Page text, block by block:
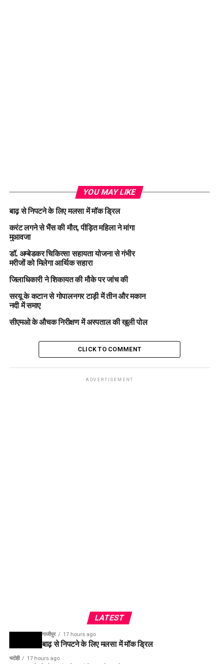
YOU MAY LIKE
बाढ़ से निपटने के लिए मलसा में मॉक ड्रिल
करंट लगने से भैंस की मौत, पीड़ित महिला ने मांगा
मुआवजा
डॉ. अम्बेडकर चिकित्सा सहायता योजना से गंभीर
मरीजों को मिलेगा आर्थिक सहारा
जिलाधिकारी ने शिकायत की मौके पर जांच की
सरयू के कटान से गोपालनगर टाड़ी में तीन और मकान
नदी में समाए
सीएमओ के औचक निरीक्षण में अस्पताल की खुली पोल
CLICK TO COMMENT
ADVERTISEMENT
LATEST
गाजीपुर 17 hours ago
बाढ़ से निपटने के लिए मलसा में मॉक ड्रिल
भदोही 17 hours ago